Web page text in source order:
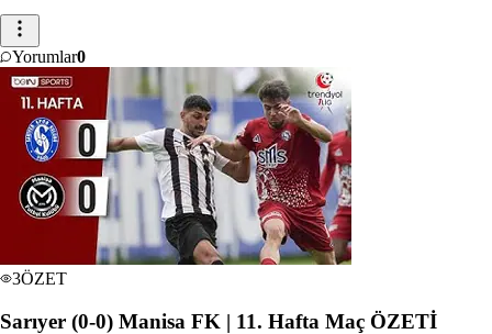
Yorumlar0
3ÖZET
Sarıyer (0-0) Manisa FK | 11. Hafta Maç ÖZETİ